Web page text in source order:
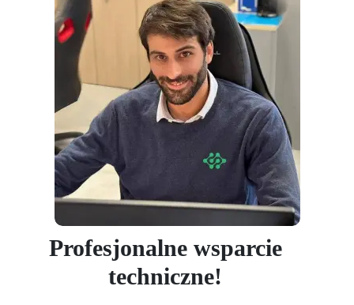
Profesjonalne wsparcie
techniczne!